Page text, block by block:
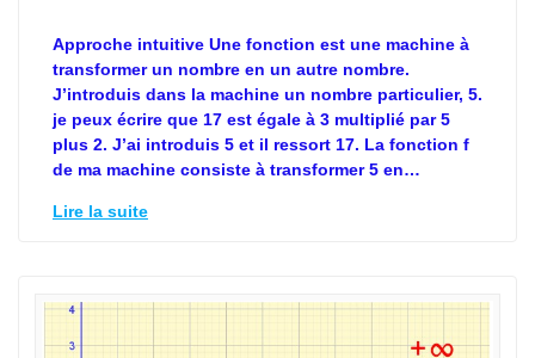
Approche intuitive Une fonction est une machine à
transformer un nombre en un autre nombre.
J’introduis dans la machine un nombre particulier, 5.
je peux écrire que 17 est égale à 3 multiplié par 5
plus 2. J’ai introduis 5 et il ressort 17. La fonction f
de ma machine consiste à transformer 5 en…
Lire la suite